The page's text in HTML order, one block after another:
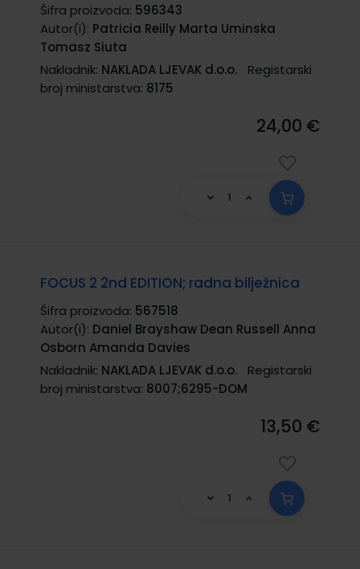
Šifra proizvoda: 596343
Autor(i): Patricia Reilly Marta Uminska
Tomasz Siuta
Nakladnik: NAKLADA LJEVAK d.o.o.
Registarski
broj ministarstva: 8175
24,00 €
FOCUS 2 2nd EDITION; radna bilježnica
Šifra proizvoda: 567518
Autor(i): Daniel Brayshaw Dean Russell Anna
Osborn Amanda Davies
Nakladnik: NAKLADA LJEVAK d.o.o.
Registarski
broj ministarstva: 8007;6295-DOM
13,50 €